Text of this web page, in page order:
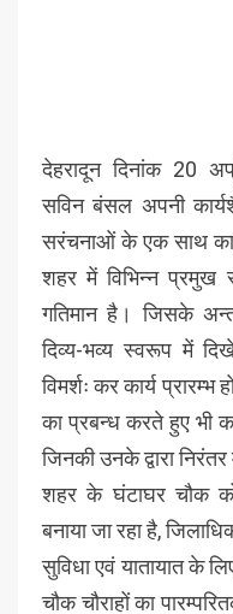
देहरादून दिनांक 20
सविन बंसल अपनी
सरंचनाओं के एक साथ
शहर में विभिन्न प्रमुख
गतिमान है। जिसके
दिव्य-भव्य स्वरूप में
विमर्शः कर कार्य
का प्रबन्ध करते हुए भी
जिनकी उनके द्वारा निरंतर
शहर के घंटाघर चौक
बनाया जा रहा है,
सुविधा एवं यातायात के
चौक चौराहों का